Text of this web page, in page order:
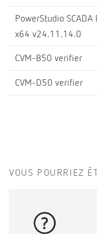
PowerStudio
x64 v24.11.14.0
CVM-B50 verifier
CVM-D50 verifier
VOUS POURRIEZ